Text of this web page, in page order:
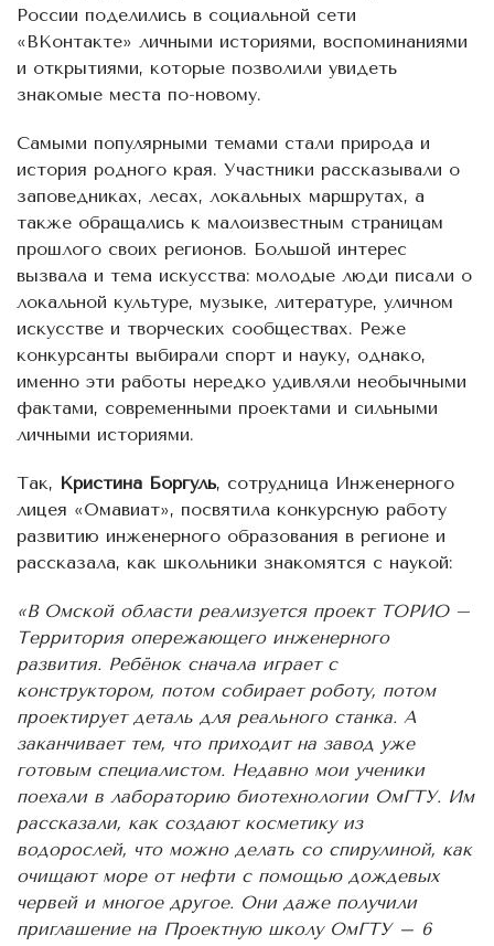
России поделились в социальной сети
«ВКонтакте» личными историями, воспоминаниями
и открытиями, которые позволили увидеть
знакомые места по-новому.
Самыми популярными темами стали природа и
история родного края. Участники рассказывали о
заповедниках, лесах, локальных маршрутах, а
также обращались к малоизвестным страницам
прошлого своих регионов. Большой интерес
вызвала и тема искусства: молодые люди писали о
локальной культуре, музыке, литературе, уличном
искусстве и творческих сообществах. Реже
конкурсанты выбирали спорт и науку, однако,
именно эти работы нередко удивляли необычными
фактами, современными проектами и сильными
личными историями.
Так, Кристина Боргуль, сотрудница Инженерного
лицея «Омавиат», посвятила конкурсную работу
развитию инженерного образования в регионе и
рассказала, как школьники знакомятся с наукой:
«В Омской области реализуется проект ТОРИО –
Территория опережающего инженерного
развития. Ребёнок сначала играет с
конструктором, потом собирает роботу, потом
проектирует деталь для реального станка. А
заканчивает тем, что приходит на завод уже
готовым специалистом. Недавно мои ученики
поехали в лабораторию биотехнологии ОмГТУ. Им
рассказали, как создают косметику из
водорослей, что можно делать со спирулиной, как
очищают море от нефти с помощью дождевых
червей и многое другое. Они даже получили
приглашение на Проектную школу ОмГТУ – 6